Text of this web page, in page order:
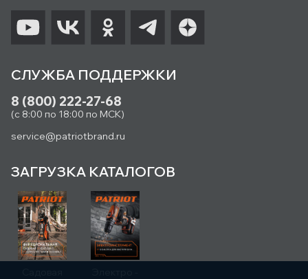
СЛУЖБА ПОДДЕРЖКИ
8 (800) 222-27-68
(с 8:00 по 18:00 по МСК)
service@patriotbrand.ru
ЗАГРУЗКА КАТАЛОГОВ